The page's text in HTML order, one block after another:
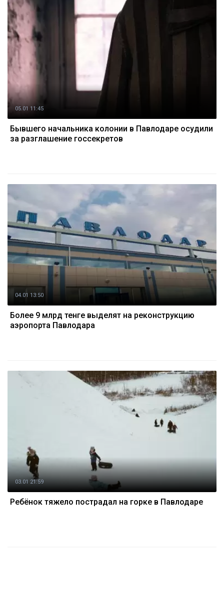
05.01 11:45
Бывшего начальника колонии в Павлодаре осудили
за разглашение госсекретов
04.01 13:50
Более 9 млрд тенге выделят на реконструкцию
аэропорта Павлодара
03.01 21:59
Ребёнок тяжело пострадал на горке в Павлодаре